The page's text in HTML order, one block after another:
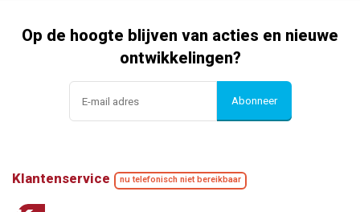
Op de hoogte blijven van acties en nieuwe
ontwikkelingen?
Abonneer
Klantenservice nu telefonisch niet bereikbaar